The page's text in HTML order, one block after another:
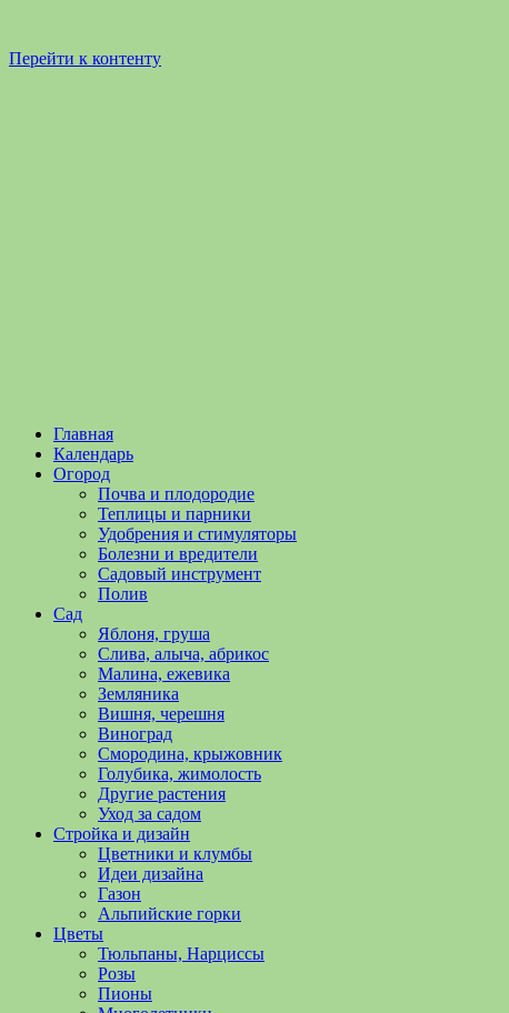
Перейти к контенту
Садоводство
Огородничество
Садоводство
огородничество
полезные
уходу
овощами,
растениями
Поможем
обустройстве
выращивании
Главная
Календарь
Огород
Почва и плодородие
Теплицы и парники
Удобрения и стимуляторы
Болезни и вредители
Садовый инструмент
Полив
Сад
Яблоня, груша
Слива, алыча, абрикос
Малина, ежевика
Земляника
Вишня, черешня
Виноград
Смородина, крыжовник
Голубика, жимолость
Другие растения
Уход за садом
Стройка и дизайн
Цветники и клумбы
Идеи дизайна
Газон
Альпийские горки
Цветы
Тюльпаны, Нарциссы
Розы
Пионы